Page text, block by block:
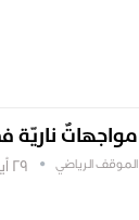
مواجهاتٌ ناريّة
الموقف الرياضي 29 أيلول , 2025